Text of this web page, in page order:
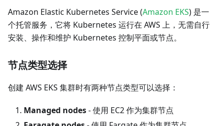
Amazon Elastic Kubernetes Service (Amazon EKS) 是一
个托管服务，它将 Kubernetes 运行在 AWS 上，无需自行
安装、操作和维护 Kubernetes 控制平面或节点。
节点类型选择
创建 AWS EKS 集群时有两种节点类型可以选择：
Managed nodes- 使用 EC2 作为集群节点